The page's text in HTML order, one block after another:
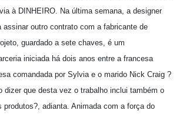
à DINHEIRO. Na última semana, a designer
assinar outro contrato com a fabricante de
guardado a sete chaves, é um
iniciada há dois anos entre a francesa
comandada por Sylvia e o marido Nick Craig ?
dizer que desta vez o trabalho inclui também o
produtos?, adianta. Animada com a força do